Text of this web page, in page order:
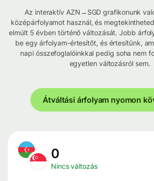
Az interaktív AZN→SGD grafikonunk
középárfolyamot használ, és
elmúlt 5 évben történő változását. Jobb
be egy árfolyam-értesítőt, és értesítünk,
napi összefoglalóinkkal pedig soha nem
egyetlen változásról sem.
Átváltási árfolyam nyomon
0
Nincs változás